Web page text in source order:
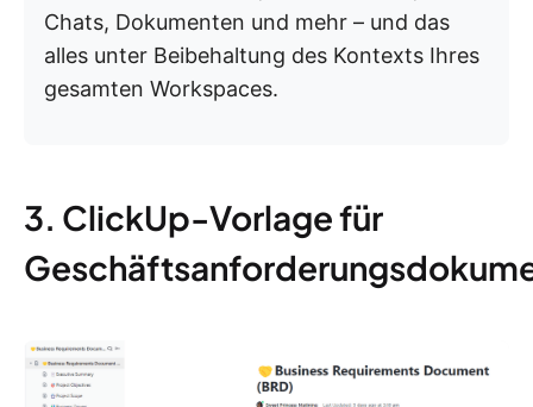
Chats, Dokumenten und mehr – und das
alles unter Beibehaltung des Kontexts Ihres
gesamten Workspaces.
3. ClickUp-Vorlage für